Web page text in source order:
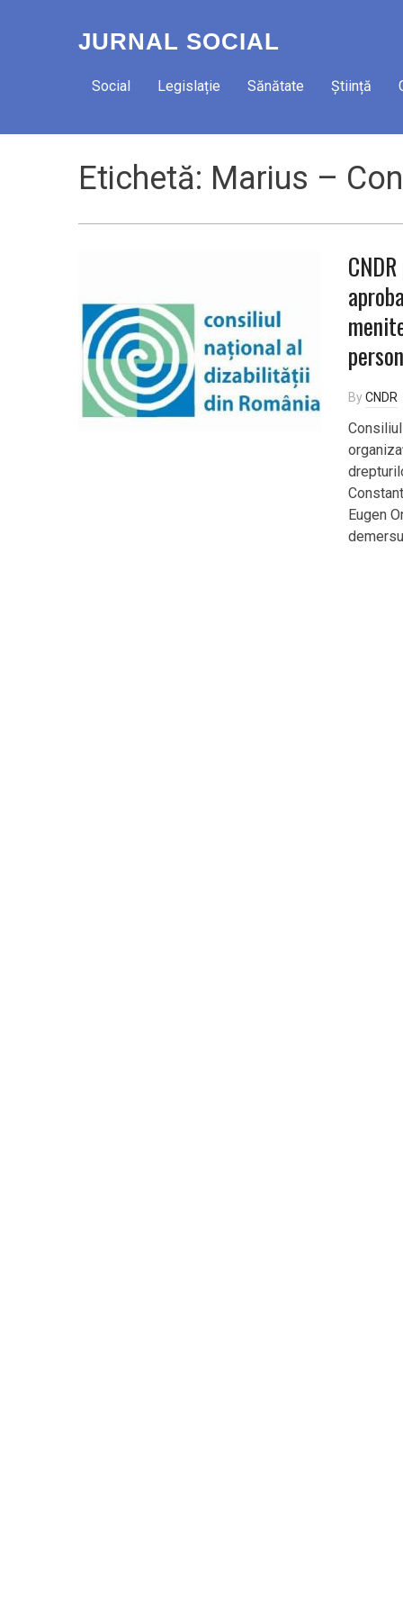
JURNAL SOCIAL
Social Legislație Sănătate Știință
Etichetă: Marius –
ByCNDR
Eugen